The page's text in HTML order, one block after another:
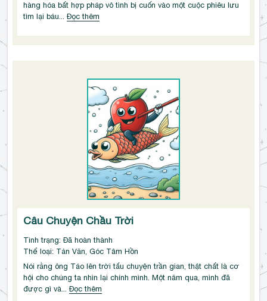
hàng hóa bất hợp pháp vô tình bị cuốn vào một cuộc phiêu lưu
tìm lại báu... Đọc thêm
Câu Chuyện Chầu Trời
Tình trạng: Đã hoàn thành
Thể loại: Tản Văn, Góc Tâm Hồn
Nói rằng ông Táo lên trời tấu chuyện trần gian, thật chất là cơ
hội cho chúng ta nhìn lại chính mình. Một năm qua, mình đã
được gì và... Đọc thêm